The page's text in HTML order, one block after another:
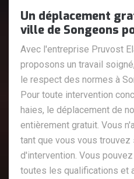
Un déplacement
ville de Songeons
Avec l'entreprise Pruvost
proposons un travail
le respect des normes à
Pour toute intervention
haies, le déplacement de
entièrement gratuit. Vous
tant que vous vous trouvez
d'intervention. Vous
toutes les qualifications et